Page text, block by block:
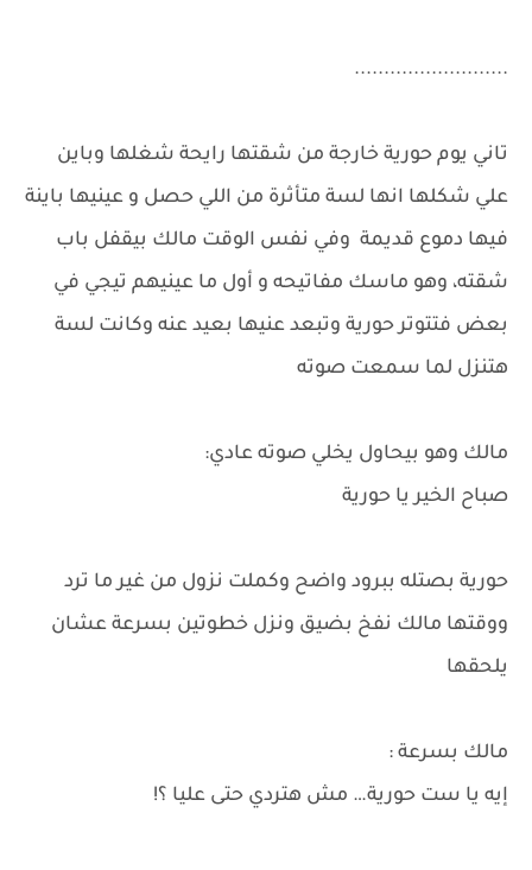
..........................
تاني يوم حورية خارجة من شقتها رايحة شغلها وباين
علي شكلها انها لسة متأثرة من اللي حصل و عينيها باينة
فيها دموع قديمة وفي نفس الوقت مالك بيقفل باب
شقته، وهو ماسك مفاتيحه و أول ما عينيهم تيجي في
بعض فتتوتر حورية وتبعد عنيها بعيد عنه وكانت لسة
هتنزل لما سمعت صوته
مالك وهو بيحاول يخلي صوته عادي:
صباح الخير يا حورية
حورية بصتله ببرود واضح وكملت نزول من غير ما ترد
ووقتها مالك نفخ بضيق ونزل خطوتين بسرعة عشان
يلحقها
مالك بسرعة :
إيه يا ست حورية… مش هتردي حتى عليا ؟!